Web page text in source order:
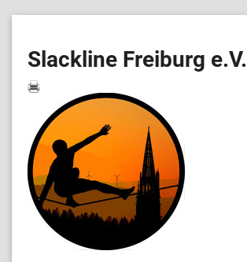
Sportanbietende
Sportstätten
Job-Börse
Kontakt
Slackline Freiburg e.V.